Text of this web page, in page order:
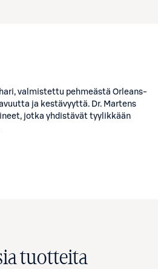
valmistettu pehmeästä Orleans-
ja kestävyyttä. Dr. Martens
jotka yhdistävät tyylikkään
tuotteita